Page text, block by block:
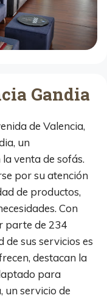
Gandia
de Valencia,
un
venta de sofás.
por su atención
de productos,
Con
parte de 234
de sus servicios es
destacan la
para
un servicio de